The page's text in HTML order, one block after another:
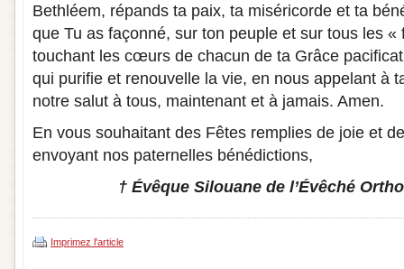
Bethléem, répands ta paix, ta miséricorde et ta
que Tu as façonné, sur ton peuple et sur tous les «
touchant les cœurs de chacun de ta Grâce
qui purifie et renouvelle la vie, en nous appelant à
notre salut à tous, maintenant et à jamais. Amen.
En vous souhaitant des Fêtes remplies de joie et
envoyant nos paternelles bénédictions,
† Évêque Silouane de l’Évêché
Imprimez l'article